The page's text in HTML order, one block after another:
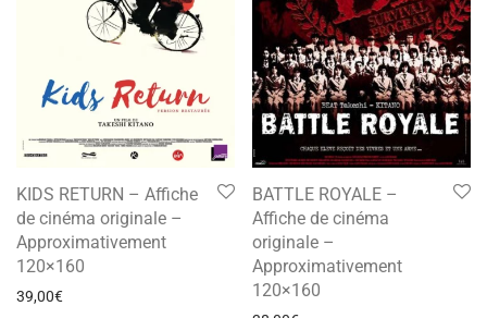
KIDS RETURN – Affiche
de cinéma originale –
Approximativement
120×160
39,00€
BATTLE ROYALE –
Affiche de cinéma
originale –
Approximativement
120×160